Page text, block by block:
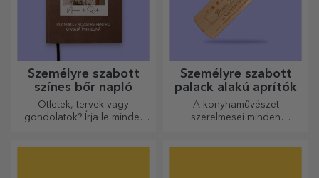
Személyre szabott
színes bőr napló
Ötletek, tervek vagy
gondolatok? Írja le mindet
Személyre szabott
palack alakú aprítók
A konyhaművészet
szerelmesei minden